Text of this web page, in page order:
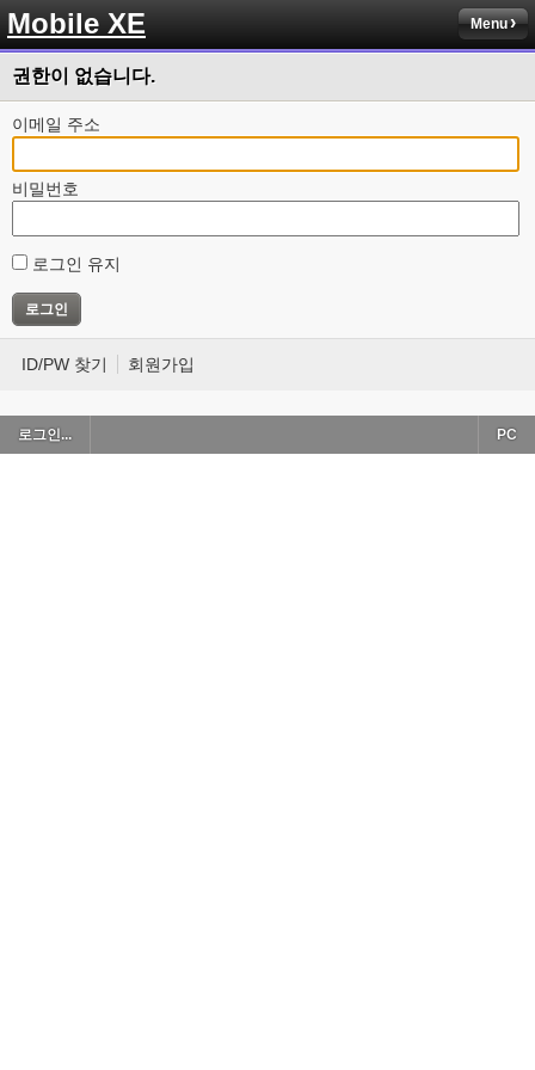
Mobile XE Menu
권한이 없습니다.
이메일 주소
비밀번호
로그인 유지
ID/PW 찾기 회원가입
로그인... PC